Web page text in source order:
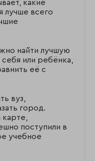
какие
лучше всего
найти лучшую
или ребёнка,
её с
вуз,
город.
поступили в
учебное